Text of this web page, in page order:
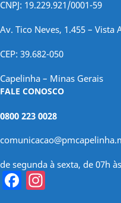
CNPJ: 19.229.921/0001-59
Av. Tico Neves, 1.455 – Vista
CEP: 39.682-050
Capelinha – Minas Gerais
FALE CONOSCO
0800 223 0028
de segunda à sexta, de 07h
Facebook